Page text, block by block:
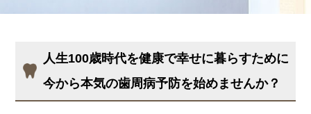
人生100歳時代を健康で幸せに暮らすために
今から本気の歯周病予防を始めませんか？